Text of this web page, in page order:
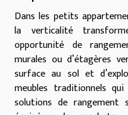
Dans les petits
la verticalité
opportunité de
murales ou d’étagères
surface au sol et
meubles traditionnels
solutions de rangement